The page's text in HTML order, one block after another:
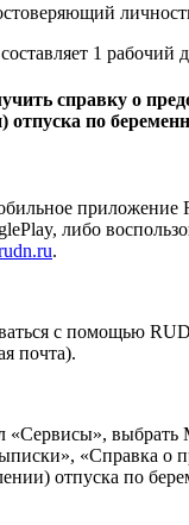
1 рабочий
справку о
отпуска по
приложение
либо
.
с помощью
почта).
«Сервисы»,
«Справка о
отпуска по